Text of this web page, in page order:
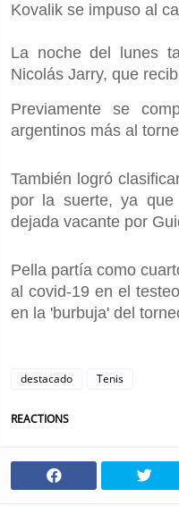
Kovalik se impuso al
La noche del lunes
Nicolás Jarry, que
Previamente se
argentinos más al
También logró
por la suerte, ya que
dejada vacante por
Pella partía como
al covid-19 en el
en la 'burbuja' del
destacado Tenis
REACTIONS